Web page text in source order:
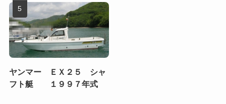
ヤンマー ＥＸ２５ シャ
フト艇 １９９７年式